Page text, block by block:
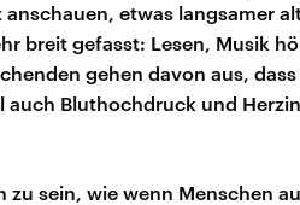
etwas langsamer
breit gefasst: Lesen, Musik
gehen davon aus,
auch Bluthochdruck und
sein, wie wenn Menschen